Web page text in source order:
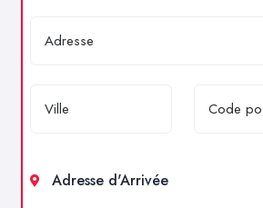
Adresse d'Arrivée